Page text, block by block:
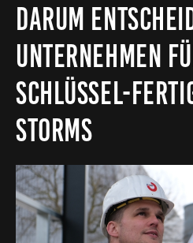
DARUM
UNTERNEHMEN
SCHLÜSSEL-
STORMS